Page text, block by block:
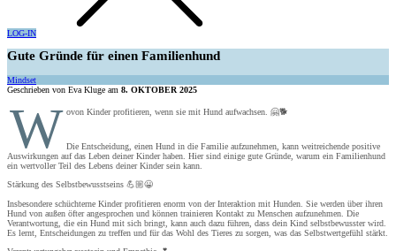
LOG-IN
Gute Gründe für einen Familienhund
Mindset
Geschrieben von Eva Kluge am 8. OKTOBER 2025
W ovon Kinder profitieren, wenn sie mit Hund aufwachsen. 🤗🐕
Die Entscheidung, einen Hund in die Familie aufzunehmen, kann weitreichende positive
Auswirkungen auf das Leben deiner Kinder haben. Hier sind einige gute Gründe, warum ein Familienhund
ein wertvoller Teil des Lebens deiner Kinder sein kann.
Stärkung des Selbstbewusstseins 💪🏼😀
Insbesondere schüchterne Kinder profitieren enorm von der Interaktion mit Hunden. Sie werden über ihren
Hund von außen öfter angesprochen und können trainieren Kontakt zu Menschen aufzunehmen. Die
Verantwortung, die ein Hund mit sich bringt, kann auch dazu führen, dass dein Kind selbstbewusster wird.
Es lernt, Entscheidungen zu treffen und für das Wohl des Tieres zu sorgen, was das Selbstwertgefühl stärkt.